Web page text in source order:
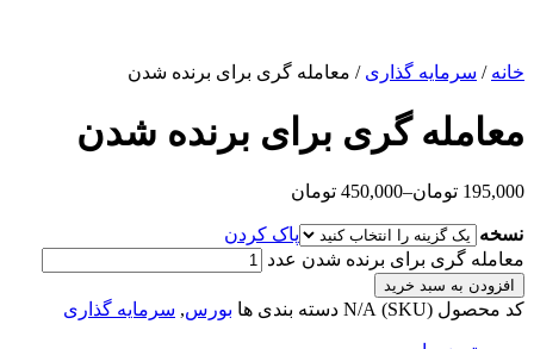
خانه / سرمایه گذاری / معامله گری برای برنده شدن
معامله گری برای برنده شدن
195,000 تومان–
450,000 تومان
نسخه
پاک کردن
معامله گری برای برنده شدن عدد
افزودن به سبد خرید
کد محصول (SKU) N/A دسته بندی ها بورس, سرمایه گذاری